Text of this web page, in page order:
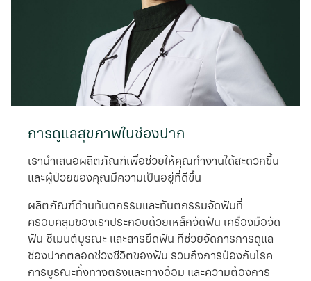
การดูแลสุขภาพในช่องปาก
เรานําเสนอผลิตภัณฑ์เพื่อช่วยให้คุณทำงานได้สะดวกขึ้น
และผู้ป่วยของคุณมีความเป็นอยู่ที่ดีขึ้น
ผลิตภัณฑ์ด้านทันตกรรมและทันตกรรมจัดฟันที่
ครอบคลุมของเราประกอบด้วยเหล็กจัดฟัน เครื่องมือจัด
ฟัน ซีเมนต์บูรณะ และสารยึดฟัน ที่ช่วยจัดการการดูแล
ช่องปากตลอดช่วงชีวิตของฟัน รวมถึงการป้องกันโรค
การบูรณะทั้งทางตรงและทางอ้อม และความต้องการ